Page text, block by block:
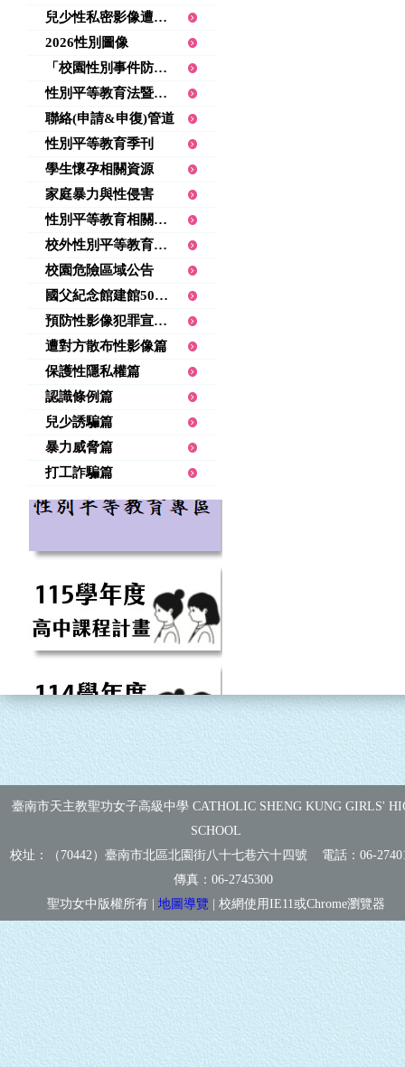
兒少性私密影像遭散佈常見態樣
2026性別圖像
「校園性別事件防治及處理QA手冊」
性別平等教育法暨相關法規(含新修法)
聯絡(申請&申復)管道
性別平等教育季刊
學生懷孕相關資源
家庭暴力與性侵害
性別平等教育相關宣導資料
校外性別平等教育相關資源連結
校園危險區域公告
國父紀念館建館50週年館史展性平系列影片
預防性影像犯罪宣導資料
遭對方散布性影像篇
保護性隱私權篇
認識條例篇
兒少誘騙篇
暴力威脅篇
打工詐騙篇
臺南市天主教聖功女子高級中學 CATHOLIC SHENG KUNG GIRLS'
SCHOOL
校址：（70442）臺南市北區北園街八十七巷六十四號 電話：06-
傳真： 06-2745300
聖功女中版權所有 | 地圖導覽 | 校網使用IE11或Chrome瀏覽器